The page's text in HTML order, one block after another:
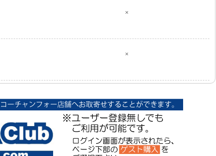
×
×